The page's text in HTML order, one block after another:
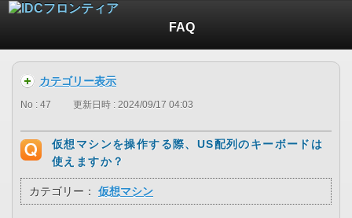
FAQ
カテゴリー表示
No : 47 更新日時 : 2024/09/17 04:03
仮想マシンを操作する際、US配列のキーボードは
使えますか？
カテゴリー： 仮想マシン